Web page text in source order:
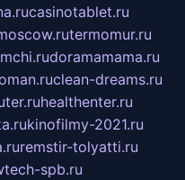
casinotablet.ru
termomur.ru
doramamama.ru
clean-dreams.ru
healthenter.ru
kinofilmy-2021.ru
remstir-tolyatti.ru
spb.ru